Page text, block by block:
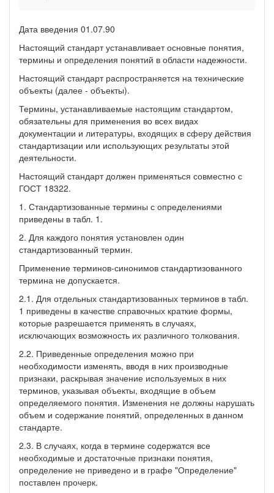
Дата введения 01.07.90
Настоящий стандарт устанавливает основные понятия,
термины и определения понятий в области надежности.
Настоящий стандарт распространяется на технические
объекты (далее - объекты).
Термины, устанавливаемые настоящим стандартом,
обязательны для применения во всех видах
документации и литературы, входящих в сферу действия
стандартизации или использующих результаты этой
деятельности.
Настоящий стандарт должен применяться совместно с
ГОСТ 18322.
1. Стандартизованные термины с определениями
приведены в табл. 1.
2. Для каждого понятия установлен один
стандартизованный термин.
Применение терминов-синонимов стандартизованного
термина не допускается.
2.1. Для отдельных стандартизованных терминов в табл.
1 приведены в качестве справочных краткие формы,
которые разрешается применять в случаях,
исключающих возможность их различного толкования.
2.2. Приведенные определения можно при
необходимости изменять, вводя в них производные
признаки, раскрывая значение используемых в них
терминов, указывая объекты, входящие в объем
определяемого понятия. Изменения не должны нарушать
объем и содержание понятий, определенных в данном
стандарте.
2.3. В случаях, когда в термине содержатся все
необходимые и достаточные признаки понятия,
определение не приведено и в графе "Определение"
поставлен прочерк.